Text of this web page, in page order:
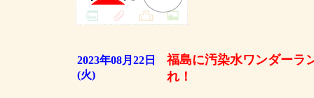
2023年08月22日
(火)
福島に汚染水ワンダーラ
れ！